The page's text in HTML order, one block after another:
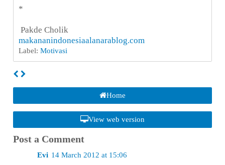
*
Pakde Cholik
makananindonesiaalanarablog.com
Label: Motivasi
Home
View web version
Post a Comment
Evi 14 March 2012 at 15:06